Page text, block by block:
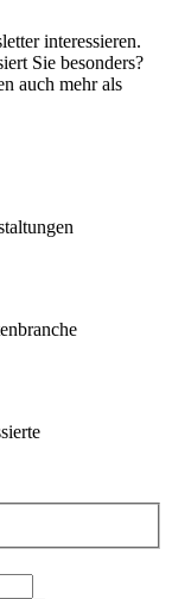
interessieren.
Sie besonders?
auch mehr als